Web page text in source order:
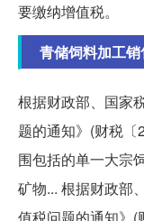
要缴纳增值税。
青储饲料加工
根据财政部、国家
题的通知》(财税
围包括的单一大宗
矿物... 根据财政部